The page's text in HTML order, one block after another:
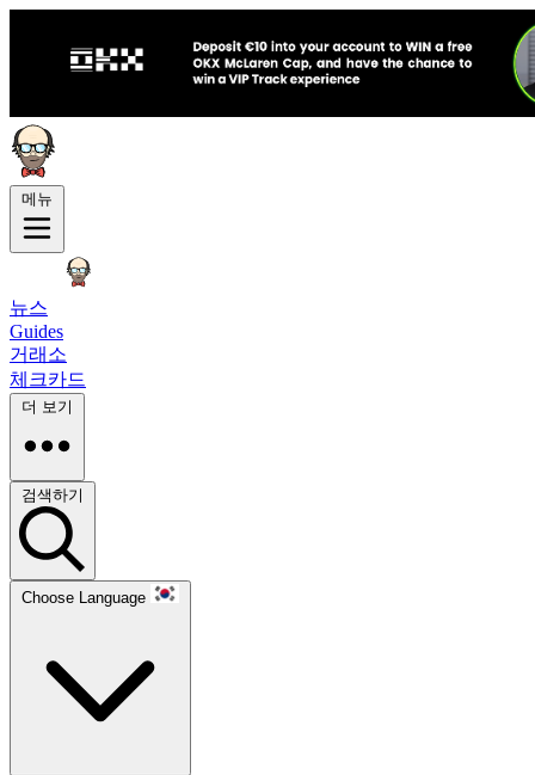
메뉴
뉴스
Guides
거래소
체크카드
더 보기
검색하기
Choose Language